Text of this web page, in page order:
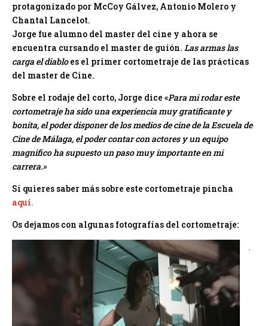
protagonizado por McCoy Gálvez, Antonio Molero y
Chantal Lancelot.
Jorge fue alumno del master del cine y ahora se
encuentra cursando el master de guión. Las armas las
carga el diabloes el primer cortometraje de las prácticas
del master de Cine.
Sobre el rodaje del corto, Jorge dice «Para mi rodar este
cortometraje ha sido una experiencia muy gratificante y
bonita, el poder disponer de los medios de cine de la Escuela de
Cine de Málaga, el poder contar con actores y un equipo
magnifico ha supuesto un paso muy importante en mi
carrera.»
Si quieres saber más sobre este cortometraje pincha
aquí.
Os dejamos con algunas fotografías del cortometraje: